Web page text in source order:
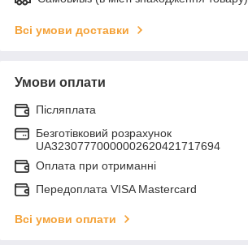
Всі умови доставки
Умови оплати
Післяплата
Безготівковий розрахунок
UA32307770000002620421717694
Оплата при отриманні
Передоплата VISA Mastercard
Всі умови оплати